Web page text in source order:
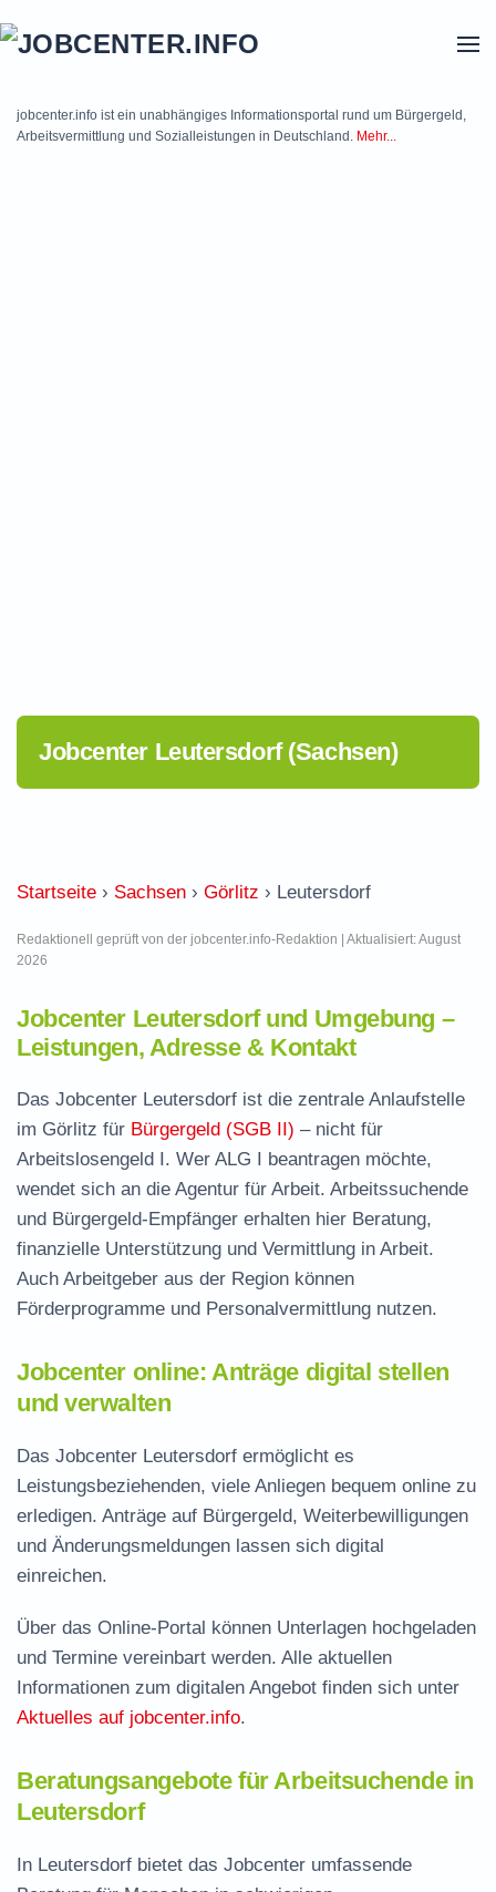
jobcenter.info ist ein unabhängiges Informationsportal rund um Bürgergeld,
Arbeitsvermittlung und Sozialleistungen in Deutschland. Mehr...
Jobcenter Leutersdorf (Sachsen)
Startseite › Sachsen › Görlitz › Leutersdorf
Redaktionell geprüft von der jobcenter.info-Redaktion | Aktualisiert: August
2026
Jobcenter Leutersdorf und Umgebung –
Leistungen, Adresse & Kontakt
Das Jobcenter Leutersdorf ist die zentrale Anlaufstelle
im Görlitz für Bürgergeld (SGB II) – nicht für
Arbeitslosengeld I. Wer ALG I beantragen möchte,
wendet sich an die Agentur für Arbeit. Arbeitssuchende
und Bürgergeld-Empfänger erhalten hier Beratung,
finanzielle Unterstützung und Vermittlung in Arbeit.
Auch Arbeitgeber aus der Region können
Förderprogramme und Personalvermittlung nutzen.
Jobcenter online: Anträge digital stellen
und verwalten
Das Jobcenter Leutersdorf ermöglicht es
Leistungsbeziehenden, viele Anliegen bequem online zu
erledigen. Anträge auf Bürgergeld, Weiterbewilligungen
und Änderungsmeldungen lassen sich digital
einreichen.
Über das Online-Portal können Unterlagen hochgeladen
und Termine vereinbart werden. Alle aktuellen
Informationen zum digitalen Angebot finden sich unter
Aktuelles auf jobcenter.info.
Beratungsangebote für Arbeitsuchende in
Leutersdorf
In Leutersdorf bietet das Jobcenter umfassende